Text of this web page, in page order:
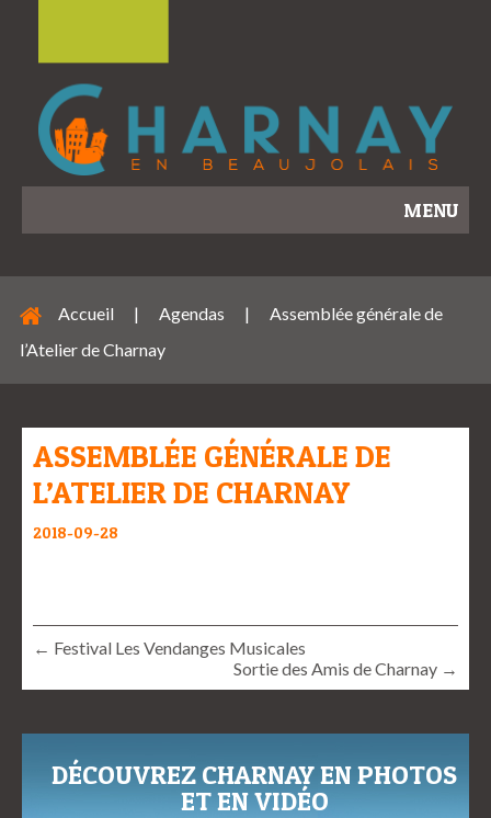
MENU
Accueil | Agendas |
Assemblée générale de
l’Atelier de Charnay
ASSEMBLÉE GÉNÉRALE DE
L’ATELIER DE CHARNAY
2018-09-28
← Festival Les Vendanges Musicales
Sortie des Amis de Charnay →
DÉCOUVREZ CHARNAY EN PHOTOS
ET EN VIDÉO